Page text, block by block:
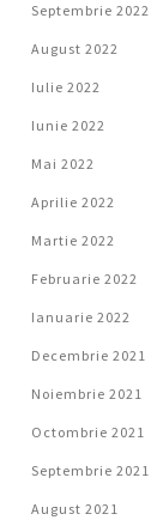
Septembrie 2022
August 2022
Iulie 2022
Iunie 2022
Mai 2022
Aprilie 2022
Martie 2022
Februarie 2022
Ianuarie 2022
Decembrie 2021
Noiembrie 2021
Octombrie 2021
Septembrie 2021
August 2021